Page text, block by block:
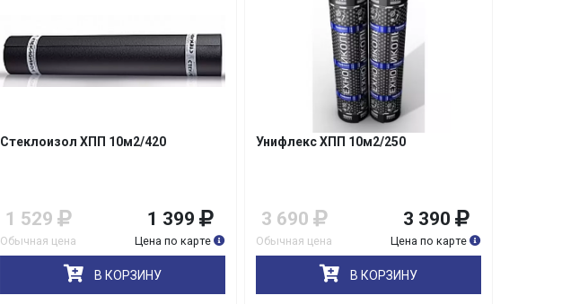
Стеклоизол ХПП 10м2/420
1 529
Обычная цена
1 399
Цена по карте
В КОРЗИНУ
Унифлекс ХПП 10м2/250
3 690
Обычная цена
3 390
Цена по карте
В КОРЗИНУ